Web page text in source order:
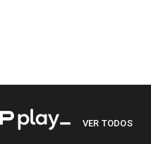
VER TODOS